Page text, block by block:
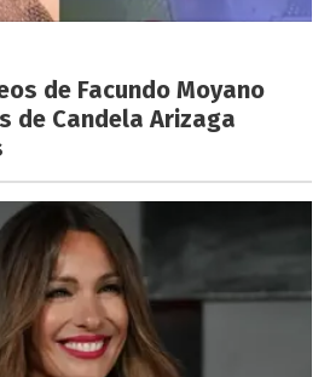
de Facundo Moyano
de Candela Arizaga